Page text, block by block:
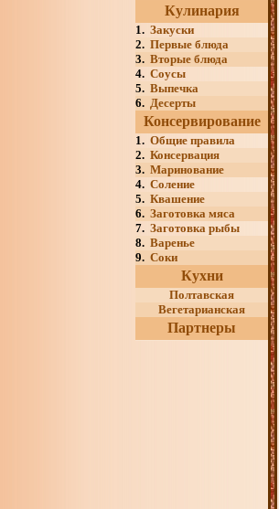
Кулинария
1. Закуски
2. Первые блюда
3. Вторые блюда
4. Соусы
5. Выпечка
6. Десерты
Консервирование
1. Общие правила
2. Консервация
3. Маринование
4. Соление
5. Квашение
6. Заготовка мяса
7. Заготовка рыбы
8. Варенье
9. Соки
Кухни
Полтавская
Вегетарианская
Партнеры